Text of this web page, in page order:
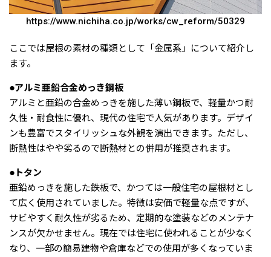
https://www.nichiha.co.jp/works/cw_reform/50329
ここでは屋根の素材の種類として「金属系」について紹介し
ます。
●アルミ亜鉛合金めっき鋼板
アルミと亜鉛の合金めっきを施した薄い鋼板で、軽量かつ耐
久性・耐食性に優れ、現代の住宅で人気があります。デザイ
ンも豊富でスタイリッシュな外観を演出できます。ただし、
断熱性はやや劣るので断熱材との併用が推奨されます。
●トタン
亜鉛めっきを施した鉄板で、かつては一般住宅の屋根材とし
て広く使用されていました。特徴は安価で軽量な点ですが、
サビやすく耐久性が劣るため、定期的な塗装などのメンテナ
ンスが欠かせません。現在では住宅に使われることが少なく
なり、一部の簡易建物や倉庫などでの使用が多くなっていま